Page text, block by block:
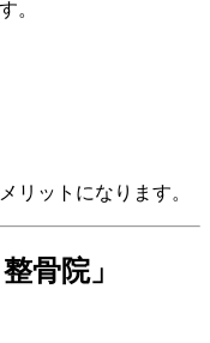
。
リットになります。
骨院」